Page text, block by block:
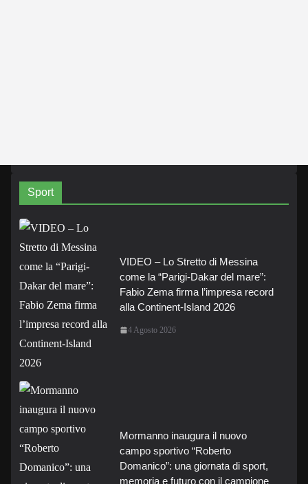
Sport
VIDEO – Lo Stretto di Messina
come la “Parigi-Dakar del mare”:
Fabio Zema firma l’impresa record
alla Continent-Island 2026
4 Agosto 2026
Mormanno inaugura il nuovo
campo sportivo “Roberto
Domanico”: una giornata di sport,
memoria e futuro con il campione